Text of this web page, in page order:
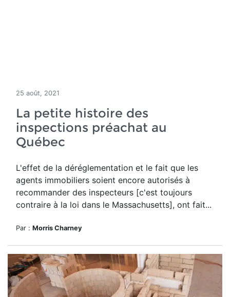
25 août, 2021
La petite histoire des
inspections préachat au
Québec
L'effet de la déréglementation et le fait que les
agents immobiliers soient encore autorisés à
recommander des inspecteurs [c'est toujours
contraire à la loi dans le Massachusetts], ont fait...
Par : Morris Charney